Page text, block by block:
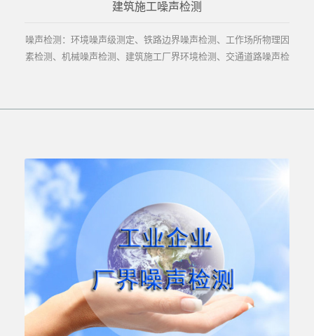
建筑施工噪声检测
噪声检测：环境噪声级测定、铁路边界噪声检测、工作场所物理因
素检测、机械噪声检测、建筑施工厂界环境检测、交通道路噪声检